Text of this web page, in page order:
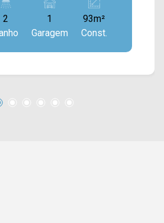
proporcionando um ambiente
o convívio da família e para
integração com os
e vista livre amplia o espaço
A área de serviço
2
1
Garagem
93m²
Const.